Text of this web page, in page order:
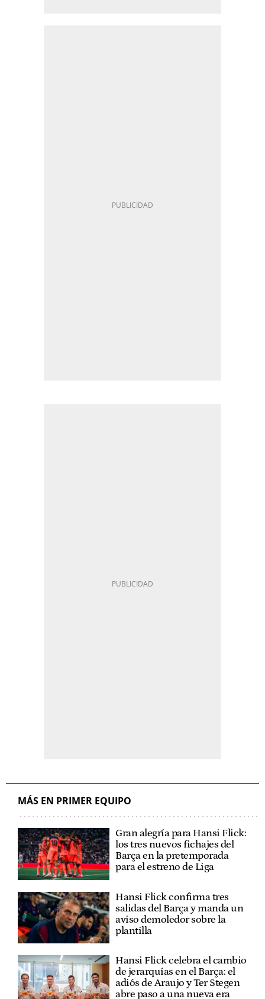
MÁS EN PRIMER EQUIPO
Gran alegría para Hansi Flick:
los tres nuevos fichajes del
Barça en la pretemporada
para el estreno de Liga
Hansi Flick confirma tres
salidas del Barça y manda un
aviso demoledor sobre la
plantilla
Hansi Flick celebra el cambio
de jerarquías en el Barça: el
adiós de Araujo y Ter Stegen
abre paso a una nueva era